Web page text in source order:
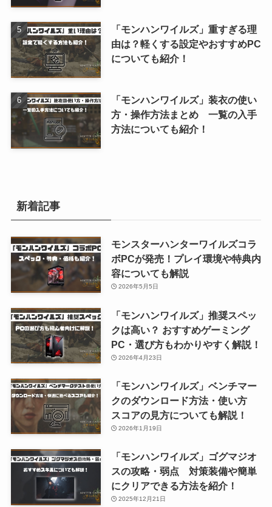
「モンハンワイルズ」重すぎる理
由は？軽くする設定やおすすめPC
についても紹介！
「モンハンワイルズ」装衣の使い
方・操作方法まとめ 一覧の入手
方法についても紹介！
新着記事
モンスターハンターワイルズコラ
ボPCが発売！プレイ環境や特典内
容についても解説
2026年5月5日
「モンハンワイルズ」推奨スペッ
クは高い？ おすすめゲーミング
PC・選び方もわかりやすく解説！
2026年4月23日
「モンハンワイルズ」ベンチマー
クのダウンロード方法・使い方
スコアの見方についても解説！
2026年1月19日
「モンハンワイルズ」ゴグマジオ
スの攻略・弱点 対策装備や簡単
にクリアできる方法を紹介！
2025年12月21日